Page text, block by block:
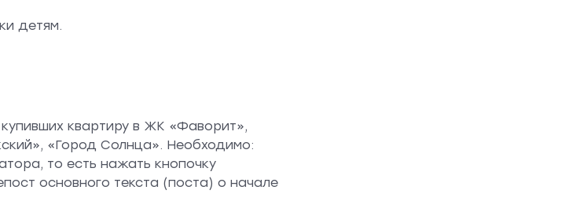
детям.
квартиру в ЖК «Фаворит»,
«Город Солнца». Необходимо:
то есть нажать кнопочку
основного текста (поста) о начале